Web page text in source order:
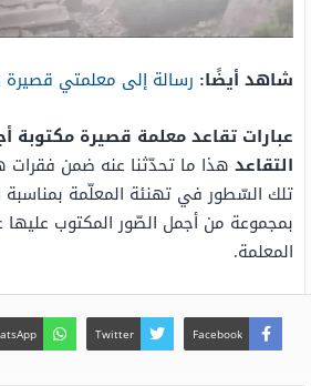
شاهد أيضًا: رسالة إلى معلمتي قصيرة
عبارات تقاعد معلمة قصيرة مكتوبة
التقاعد هذا ما تحدّثنا عنه ضمن فقرات
تلك السّطور في تهنئة المعلّمة بمناسبة
بمجموعة من أجمل الصّور المكتوب عليها
المعلمة.
Facebook
Twitter